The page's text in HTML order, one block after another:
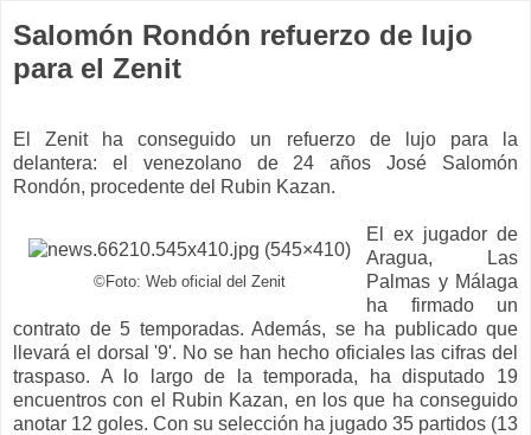
Salomón Rondón refuerzo de lujo
para el Zenit
El Zenit ha conseguido un refuerzo de lujo para la
delantera: el venezolano de 24 años José Salomón
Rondón, procedente del Rubin Kazan.
©Foto: Web oficial del Zenit
El ex jugador de
Aragua, Las
Palmas y Málaga
ha firmado un
contrato de 5 temporadas. Además, se ha publicado que
llevará el dorsal '9'. No se han hecho oficiales las cifras del
traspaso. A lo largo de la temporada, ha disputado 19
encuentros con el Rubin Kazan, en los que ha conseguido
anotar 12 goles. Con su selección ha jugado 35 partidos (13